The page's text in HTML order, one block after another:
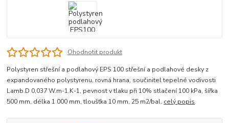
Ohodnotit produkt
Polystyren střešní a podlahový EPS 100 střešní a podlahové desky z
expandovaného polystyrenu, rovná hrana, součinitel tepelné vodivosti
Lamb.D 0,037 W.m-1.K-1, pevnost v tlaku při 10% stlačení 100 kPa, šířka
500 mm, délka 1 000 mm, tloušťka 10 mm, 25 m2/bal. celý popis